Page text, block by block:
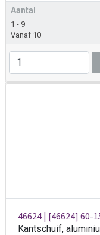
Aantal
1 - 9
Vanaf 10
46624 | [46624] 60-
Kantschuif,